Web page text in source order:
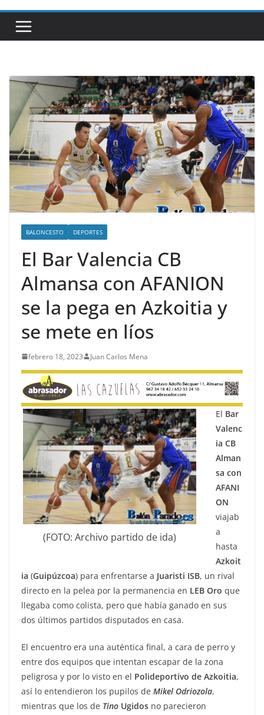
BALONCESTO DEPORTES
El Bar Valencia CB
Almansa con AFANION
se la pega en Azkoitia y
se mete en líos
febrero 18, 2023 Juan Carlos Mena
(FOTO: Archivo partido de ida)
El Bar
Valenc
ia CB
Alman
sa con
AFANI
ON
viajab
a
hasta
Azkoit
ia (Guipúzcoa) para enfrentarse a Juaristi ISB, un rival
directo en la pelea por la permanencia en LEB Oro que
llegaba como colista, pero que había ganado en sus
dos últimos partidos disputados en casa.
El encuentro era una auténtica final, a cara de perro y
entre dos equipos que intentan escapar de la zona
peligrosa y por lo visto en el Polideportivo de Azkoitia,
así lo entendieron los pupilos de Mikel Odriozola,
mientras que los de Tino Ugidos no parecieron